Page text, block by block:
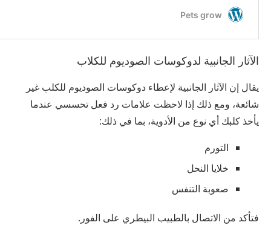
الآثار الجانبية لدوكوسات الصوديوم للكلاب
يقال إن الآثار الجانبية لإعطاء دوكوسات الصوديوم للكلب غير
شائعة، ومع ذلك إذا لاحظت علامات رد فعل تحسسي عندما
يأخذ كلبك أي نوع من الأدوية، بما في ذلك:
التورم
خلايا النحل
صعوبة التنفس
فتأكد من الاتصال بالطبيب البيطري على الفور.